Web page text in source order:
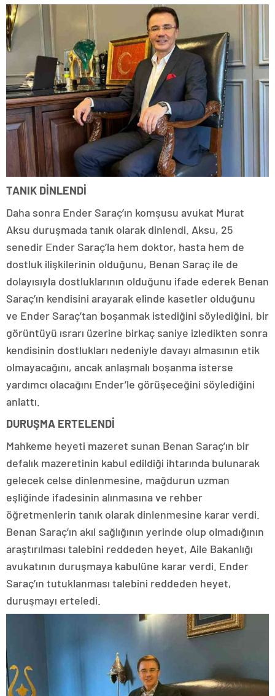
TANIK DİNLENDİ
Daha sonra Ender Saraç’ın komşusu avukat Murat
Aksu duruşmada tanık olarak dinlendi. Aksu, 25
senedir Ender Saraç’la hem doktor, hasta hem de
dostluk ilişkilerinin olduğunu, Benan Saraç ile de
dolayısıyla dostluklarının olduğunu ifade ederek Benan
Saraç’ın kendisini arayarak elinde kasetler olduğunu
ve Ender Saraç’tan boşanmak istediğini söylediğini, bir
görüntüyü ısrarı üzerine birkaç saniye izledikten sonra
kendisinin dostlukları nedeniyle davayı almasının etik
olmayacağını, ancak anlaşmalı boşanma isterse
yardımcı olacağını Ender’le görüşeceğini söylediğini
anlattı.
DURUŞMA ERTELENDİ
Mahkeme heyeti mazeret sunan Benan Saraç’ın bir
defalık mazeretinin kabul edildiği ihtarında bulunarak
gelecek celse dinlenmesine, mağdurun uzman
eşliğinde ifadesinin alınmasına ve rehber
öğretmenlerin tanık olarak dinlenmesine karar verdi.
Benan Saraç’ın akıl sağlığının yerinde olup olmadığının
araştırılması talebini reddeden heyet, Aile Bakanlığı
avukatının duruşmaya kabulüne karar verdi. Ender
Saraç’ın tutuklanması talebini reddeden heyet,
duruşmayı erteledi.